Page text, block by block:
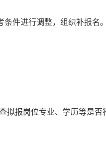
件进行调整，组织补报名。
报岗位专业、学历等是否